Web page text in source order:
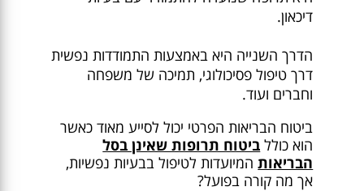
דיכאון.
הדרך השנייה היא באמצעות התמודדות נפשית
דרך טיפול פסיכולוגי, תמיכה של משפחה
וחברים ועוד.
ביטוח הבריאות הפרטי יכול לסייע מאוד כאשר
הוא כולל ביטוח תרופות שאינן בסל
הבריאותהמיועדות לטיפול בבעיות נפשיות,
אך מה קורה בפועל?